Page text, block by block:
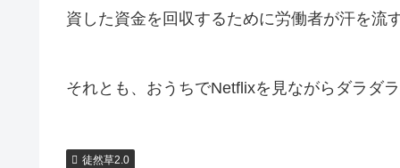
資した資金を回収するために労働者が汗を流
それとも、おうちでNetflixを見ながらダラダ
徒然草2.0